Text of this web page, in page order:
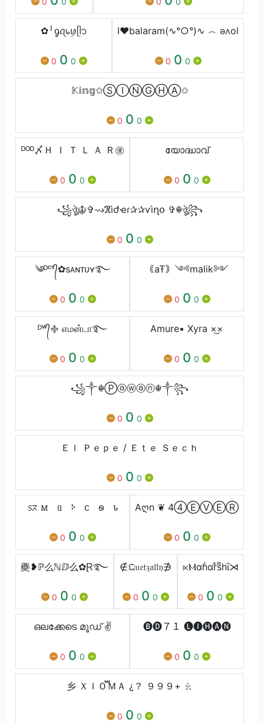
✿╵ᧁꪖ᥇ꪗᥫ᭡
0 0 0
I❤balaram(∿°○°)∿ ︵ ǝʌol
0 0 0
𝕂𝕚𝕟𝕘✩ⓈⒾⓃⒼⒽⒶ✩
0 0 0
ᴰᴼᴰ〆Ｈ Ｉ Ｔ Ｌ Ａ Ｒ㊝
0 0 0
യോദ്ധാവ്
0 0 0
꧁ঔৣ☬✞⇝ℜìժҽɾ✰✰ѵìղօ ✞☬ঔৣ꧂
0 0 0
༄ᴰᶜᵛ᭄✿sᴀɴᴛᴜʏ࿐
0 0 0
｟aŦ｠༺malik༻
0 0 0
ᴰʷ᭄࿇ எமன்டா࿐
0 0 0
Amure▪️ Xyra ×͜×
0 0 0
꧁༒☬Ⓟⓐⓦⓐⓝ☬༒꧂
0 0 0
Ｅｌ Ｐｅｐｅ / Ｅｔｅ Ｓｅｃｈ
0 0 0
᥉ᤖㅤ ꮇﾠᥲﾠⰽﾠꮯﾠꮻﾠꮣ
0 0 0
Aღn ❦︎ 4④ⒺⓋⒺⓇ
0 0 0
夔❥ℙ么ℕⅅ么✿Ɽ࿐
0 0 0
∉𝔔𝔲𝔢𝔱𝔷𝔞𝔩𝔩𝔶∌
0 0 0
⋉Ⲙαhͥαrͣsͫhΐ⋊
0 0 0
ഒലക്കേടെ മൂഡ് ✌️
0 0 0
🅑🅓７１ 🅛🅘🅗🅐🅝
0 0 0
乡 ＸＩＯ֟፝ＭＡ ¿？ ９９９+ ㄠ
0 0 0